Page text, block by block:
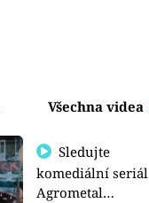
Všechna videa
Sledujte
komediální seriál
Agrometal